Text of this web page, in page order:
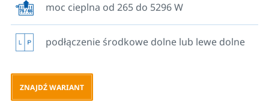
moc cieplna od 265 do 5296 W
podłączenie środkowe dolne lub lewe dolne
ZNAJDŹ WARIANT